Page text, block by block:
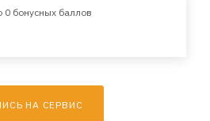
0 бонусных баллов
НА СЕРВИС